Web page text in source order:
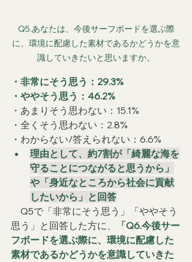
Q5.あなたは、今後サーフボードを選ぶ際
に、環境に配慮した素材であるかどうかを意
識していきたいと思いますか。
・非常にそう思う：29.3%
・ややそう思う：46.2%
・あまりそう思わない：15.1%
・全くそう思わない：2.8%
・わからない/答えられない：6.6%
理由として、約7割が「綺麗な海を
守ることにつながると思うから」
や「身近なところから社会に貢献
したいから」と回答
Q5で「非常にそう思う」「ややそう
思う」と回答した方に、
「Q6.今後サー
フボードを選ぶ際に、環境に配慮した
素材であるかどうかを意識していきた